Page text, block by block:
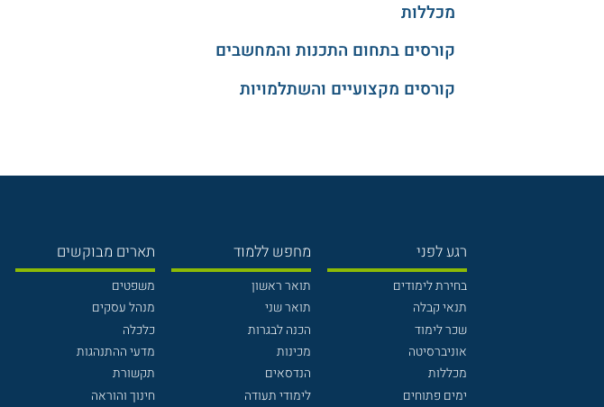
מכללות
קורסים בתחום התכנות והמחשבים
קורסים מקצועיים והשתלמויות
רגע לפני
בחירת לימודים
תנאי קבלה
שכר לימוד
אוניברסיטה
מכללות
ימים פתוחים
מחפש ללמוד
תואר ראשון
תואר שני
הכנה לבגרות
מכינות
הנדסאים
לימודי תעודה
תארים מבוקשים
משפטים
מנהל עסקים
כלכלה
מדעי ההתנהגות
תקשורת
חינוך והוראה